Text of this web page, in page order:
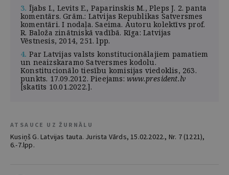
3. Ījabs I., Levits E., Paparinskis M., Pleps J. 2. panta
komentārs. Grām.: Latvijas Republikas Satversmes
komentāri. I nodaļa. Saeima. Autoru kolektīvs prof.
R. Baloža zinātniskā vadībā. Rīga: Latvijas
Vēstnesis, 2014, 251. lpp.
4. Par Latvijas valsts konstitucionālajiem pamatiem
un neaizskaramo Satversmes kodolu.
Konstitucionālo tiesību komisijas viedoklis, 263.
punkts. 17.09.2012. Pieejams: www.president.lv
[skatīts 10.01.2022.].
ATSAUCE UZ ŽURNĀLU
Kusiņš G. Latvijas tauta. Jurista Vārds, 15.02.2022., Nr. 7 (1221),
6.-7.lpp.